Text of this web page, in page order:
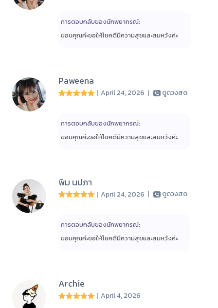
การตอบกลับของนักพยากรณ์:
ขอบคุณค่ะขอให้โชคดีมีความสุขและสมหวังค่ะ
Paweena
| April 24, 2026 | ดูดวงสด
การตอบกลับของนักพยากรณ์:
ขอบคุณค่ะขอให้โชคดีมีความสุขและสมหวังค่ะ
พิม นปภา
| April 24, 2026 | ดูดวงสด
การตอบกลับของนักพยากรณ์:
ขอบคุณค่ะขอให้โชคดีมีความสุขและสมหวังค่ะ
Archie
| April 4, 2026